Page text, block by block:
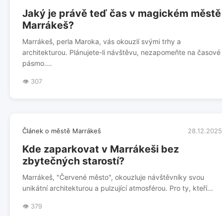
Jaký je právě teď čas v magickém městě
Marrákeš?
Marrákeš, perla Maroka, vás okouzlí svými trhy a
architekturou. Plánujete-li návštěvu, nezapomeňte na časové
pásmo....
👁️ 307
Článek o městě Marrákeš 28.12.2025
Kde zaparkovat v Marrákeši bez
zbytečných starostí?
Marrákeš, "Červené město", okouzluje návštěvníky svou
unikátní architekturou a pulzující atmosférou. Pro ty, kteří...
👁️ 379